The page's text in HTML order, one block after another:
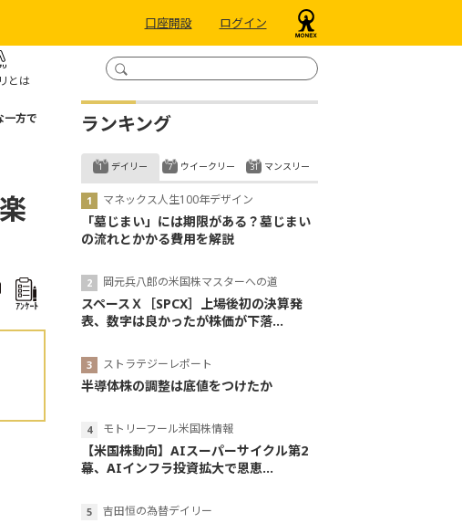
口座開設 ログイン
とは
一方で
ｱﾝｹｰﾄ
ランキング
デイリー
マネックス人生100年デザイン
「墓じまい」には期限がある？墓じまい
の流れとかかる費用を解説
岡元兵八郎の米国株マスターへの道
スペースＸ［SPCX］上場後初の決算発
表、数字は良かったが株価が下落...
ストラテジーレポート
半導体株の調整は底値をつけたか
モトリーフール米国株情報
【米国株動向】AIスーパーサイクル第2
幕、AIインフラ投資拡大で恩恵...
吉田恒の為替デイリー
ウイークリー マンスリー